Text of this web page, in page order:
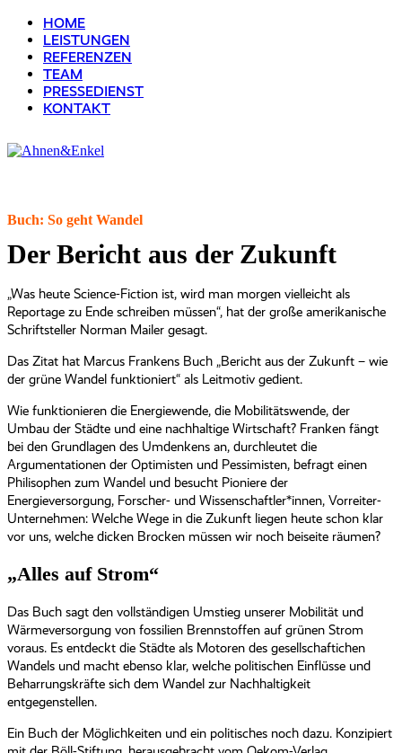
HOME
LEISTUNGEN
REFERENZEN
TEAM
PRESSEDIENST
KONTAKT
Buch: So geht Wandel
Der Bericht aus der Zukunft
„Was heute Science-Fiction ist, wird man morgen vielleicht als
Reportage zu Ende schreiben müssen“, hat der große amerikanische
Schriftsteller Norman Mailer gesagt.
Das Zitat hat Marcus Frankens Buch „Bericht aus der Zukunft – wie
der grüne Wandel funktioniert“ als Leitmotiv gedient.
Wie funktionieren die Energiewende, die Mobilitätswende, der
Umbau der Städte und eine nachhaltige Wirtschaft? Franken fängt
bei den Grundlagen des Umdenkens an, durchleutet die
Argumentationen der Optimisten und Pessimisten, befragt einen
Philisophen zum Wandel und besucht Pioniere der
Energieversorgung, Forscher- und Wissenschaftler*innen, Vorreiter-
Unternehmen: Welche Wege in die Zukunft liegen heute schon klar
vor uns, welche dicken Brocken müssen wir noch beiseite räumen?
„Alles auf Strom“
Das Buch sagt den vollständigen Umstieg unserer Mobilität und
Wärmeversorgung von fossilien Brennstoffen auf grünen Strom
voraus. Es entdeckt die Städte als Motoren des gesellschaftichen
Wandels und macht ebenso klar, welche politischen Einflüsse und
Beharrungskräfte sich dem Wandel zur Nachhaltigkeit
entgegenstellen.
Ein Buch der Möglichkeiten und ein politisches noch dazu. Konzipiert